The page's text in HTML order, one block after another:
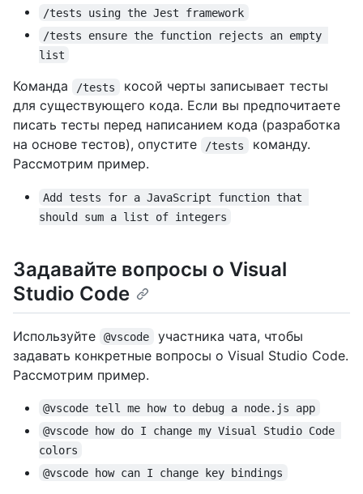
/tests using the Jest framework
/tests ensure the function rejects an empty
list
Команда /tests
косой черты записывает тесты
для существующего кода. Если вы предпочитаете
писать тесты перед написанием кода (разработка
на основе тестов), опустите
/tests
команду.
Рассмотрим пример.
Add tests for a JavaScript function that
should sum a list of integers
Задавайте вопросы о Visual
Studio Code
Используйте @vscode
участника чата, чтобы
задавать конкретные вопросы о Visual Studio Code.
Рассмотрим пример.
@vscode tell me how to debug a node.js app
@vscode how do I change my Visual Studio Code
colors
@vscode how can I change key bindings